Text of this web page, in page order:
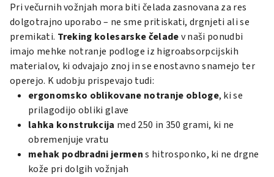
Pri večurnih vožnjah mora biti čelada zasnovana za res
dolgotrajno uporabo – ne sme pritiskati, drgnjeti ali se
premikati. Treking kolesarske čeladev naši ponudbi
imajo mehke notranje podloge iz higroabsorpcijskih
materialov, ki odvajajo znoj in se enostavno snamejo ter
operejo. K udobju prispevajo tudi:
ergonomsko oblikovane notranje obloge, ki se
prilagodijo obliki glave
lahka konstrukcija med 250 in 350 grami, ki ne
obremenjuje vratu
mehak podbradni jermens hitrosponko, ki ne drgne
kože pri dolgih vožnjah